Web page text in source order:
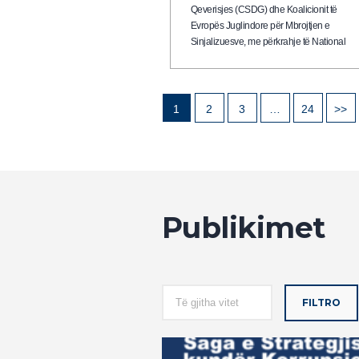
Qeverisjes (CSDG) dhe Koalicionit të
Evropës Juglindore për Mbrojtjen e
Sinjalizuesve, me përkrahje të National
vazhduar punimet “Konferenca rajonale për
mbrojtjen e sinjalizuesve,…
1 2 3 24 >>
Publikimet
FILTRO